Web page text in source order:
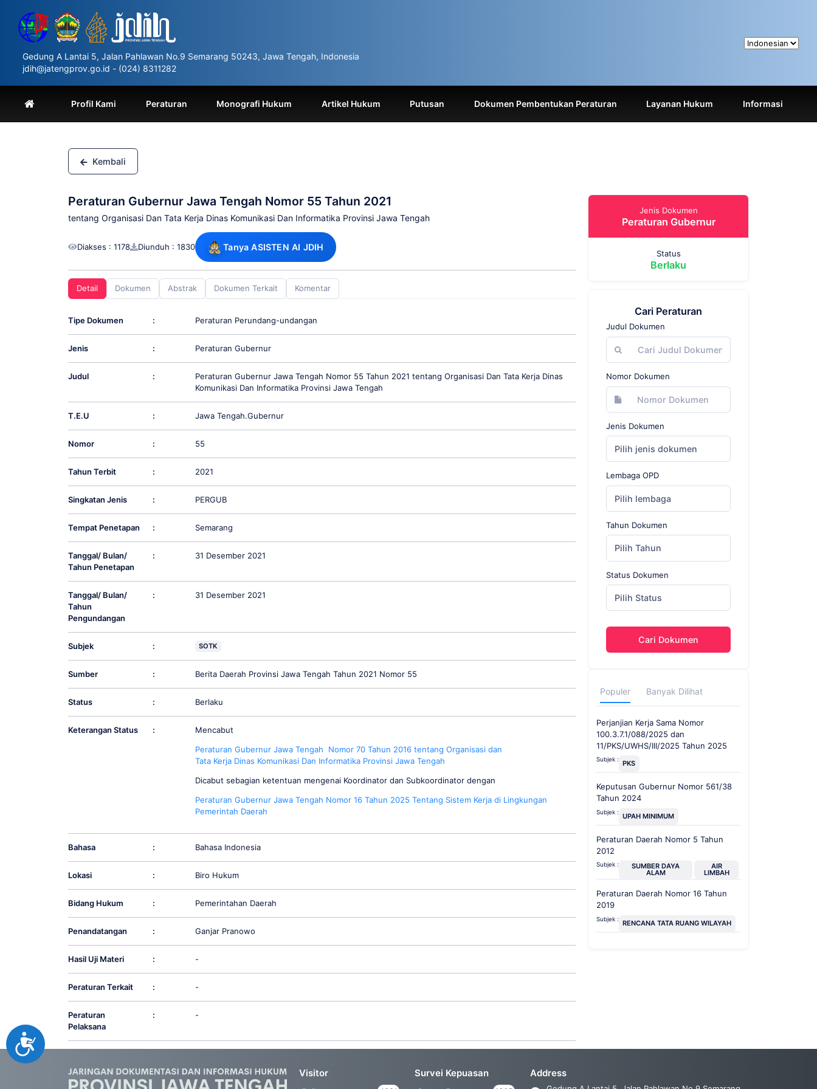
website
includes
accessibility
system.
Control-
F11
Accessibility
Gedung A Lantai 5, Jalan Pahlawan No.9 Semarang 50243, Jawa Tengah, Indonesia
jdih@jatengprov.go.id - (024) 8311282
Profil Kami Peraturan Monografi Hukum Artikel Hukum Putusan Dokumen Pembentukan Peraturan Layanan Hukum Informasi
Kembali
Peraturan Gubernur Jawa Tengah Nomor 55 Tahun 2021
tentang Organisasi Dan Tata Kerja Dinas Komunikasi Dan Informatika Provinsi Jawa Tengah
Diakses : 1178 Diunduh : 1830 Tanya ASISTEN AI JDIH
Detail Dokumen Abstrak Dokumen Terkait Komentar
Tipe Dokumen : Peraturan Perundang-undangan
Jenis : Peraturan Gubernur
Judul :
Peraturan Gubernur Jawa Tengah Nomor 55 Tahun 2021 tentang Organisasi Dan Tata Kerja Dinas
Komunikasi Dan Informatika Provinsi Jawa Tengah
T.E.U : Jawa Tengah.Gubernur
Nomor : 55
Tahun Terbit : 2021
Singkatan Jenis : PERGUB
Tempat Penetapan : Semarang
Tanggal/ Bulan/
Tahun Penetapan
: 31 Desember 2021
Tanggal/ Bulan/
Tahun
Pengundangan
: 31 Desember 2021
Subjek : SOTK
Sumber : Berita Daerah Provinsi Jawa Tengah Tahun 2021 Nomor 55
Status : Berlaku
Keterangan Status :
Mencabut
Peraturan Gubernur Jawa Tengah
Nomor 70 Tahun 2016 tentang Organisasi dan
Tata Kerja Dinas Komunikasi Dan Informatika Provinsi Jawa Tengah
Dicabut sebagian ketentuan mengenai Koordinator dan Subkoordinator dengan
Peraturan Gubernur Jawa Tengah Nomor 16 Tahun 2025 Tentang Sistem Kerja di Lingkungan
Pemerintah Daerah
Bahasa : Bahasa Indonesia
Lokasi : Biro Hukum
Bidang Hukum : Pemerintahan Daerah
Penandatangan : Ganjar Pranowo
Hasil Uji Materi : -
Peraturan Terkait : -
Peraturan
Pelaksana
: -
Jenis Dokumen
Peraturan Gubernur
Status
Berlaku
Cari Peraturan
Judul Dokumen
Nomor Dokumen
Jenis Dokumen
Pilih jenis dokumen
Lembaga OPD
Pilih lembaga
Tahun Dokumen
Pilih Tahun
Status Dokumen
Pilih Status
Cari Dokumen
Populer Banyak Dilihat
Perjanjian Kerja Sama Nomor
100.3.7.1/088/2025 dan
11/PKS/UWHS/III/2025 Tahun 2025
Subjek : PKS
Keputusan Gubernur Nomor 561/38
Tahun 2024
Subjek : UPAH MINIMUM
Peraturan Daerah Nomor 5 Tahun
2012
Subjek : SUMBER DAYA
ALAM
AIR
LIMBAH
Peraturan Daerah Nomor 16 Tahun
2019
Subjek : RENCANA TATA RUANG WILAYAH
Visitor Survei Kepuasan Address